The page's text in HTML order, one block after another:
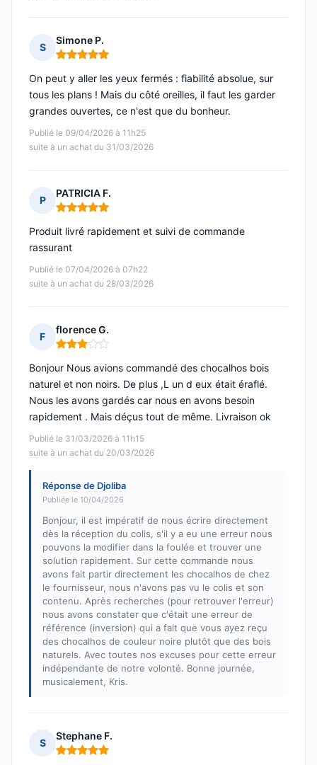
S
Simone P.
Note : 5 sur 5
Publié le 09/04/2026 à 11h25
suite à un achat du 31/03/2026
On peut y aller les yeux fermés : fiabilité absolue, sur
tous les plans ! Mais du côté oreilles, il faut les garder
grandes ouvertes, ce n'est que du bonheur.
P
PATRICIA F.
Note : 5 sur 5
Publié le 07/04/2026 à 07h22
suite à un achat du 28/03/2026
Produit livré rapidement et suivi de commande
rassurant
F
florence G.
Note : 3 sur 5
Publié le 31/03/2026 à 11h15
suite à un achat du 20/03/2026
Bonjour Nous avions commandé des chocalhos bois
naturel et non noirs. De plus ,L un d eux était éraflé.
Nous les avons gardés car nous en avons besoin
rapidement . Mais déçus tout de même. Livraison ok
Réponse de Djoliba
Publiée le 10/04/2026
Bonjour, il est impératif de nous écrire directement
dès la réception du colis, s'il y a eu une erreur nous
pouvons la modifier dans la foulée et trouver une
solution rapidement. Sur cette commande nous
avons fait partir directement les chocalhos de chez
le fournisseur, nous n'avons pas vu le colis et son
contenu. Après recherches (pour retrouver l'erreur)
nous avons constater que c'était une erreur de
référence (inversion) qui a fait que vous ayez reçu
des chocalhos de couleur noire plutôt que des bois
naturels. Avec toutes nos excuses pour cette erreur
indépendante de notre volonté. Bonne journée,
musicalement, Kris.
S
Stephane F.
Note : 5 sur 5